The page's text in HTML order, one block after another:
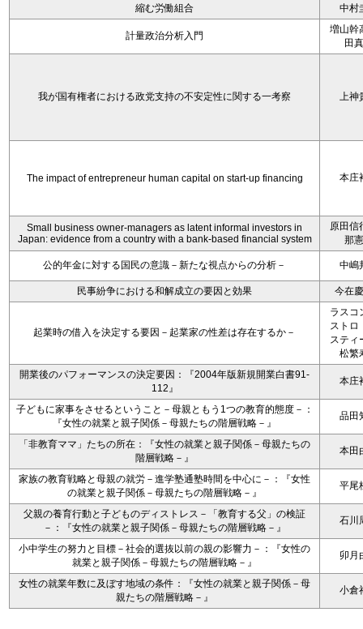
縮む労働組合 中村
計量政治分析入門
増山幹
田
我が国有権者における政党支持の不安定性に関する一考察 上神
The impact of entrepreneur human capital on start-up financing 本庄
Small business owner-managers as latent informal investors in
Japan: evidence from a country with a bank-based financial system
原田信
那
公的年金に対する国民の意識－新たな視点からの分析－ 中嶋
民事紛争における和解成立の要因と効果 今在
起業時の借入を決定する要因－起業家の性差は存在するか－
ラスコ
ストロ
スティ
松繁
開業後のパフォーマンスの決定要因：『2004年版新規開業白書91-
112』
本庄
子どもに家事をさせるということ－母親ともう1つの教育的態度－：
『女性の就業と親子関係－母親たちの階層戦略－』
品田
「非教育ママ」たちの所在：『女性の就業と親子関係－母親たちの
階層戦略－』
本田
家族の教育戦略と母親の就労－進学塾通塾時間を中心に－：『女性
の就業と親子関係－母親たちの階層戦略－』
平尾
父親の養育行動と子どものディストレス－「教育する父」の検証
－：『女性の就業と親子関係－母親たちの階層戦略－』
石川
小中学生の努力と目標－社会的選抜以前の親の影響力－：『女性の
就業と親子関係－母親たちの階層戦略－』
卯月
女性の就業年数に及ぼす地域の条件：『女性の就業と親子関係－母
親たちの階層戦略－』
小倉